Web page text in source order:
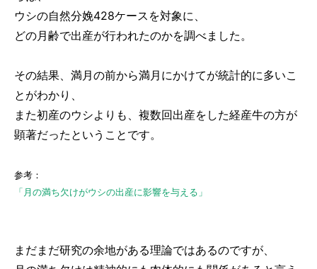
ウシの自然分娩428ケースを対象に、
どの月齢で出産が行われたのかを調べました。
その結果、満月の前から満月にかけてが統計的に多いこ
とがわかり、
また初産のウシよりも、複数回出産をした経産牛の方が
顕著だったということです。
参考：
「月の満ち欠けがウシの出産に影響を与える」
まだまだ研究の余地がある理論ではあるのですが、